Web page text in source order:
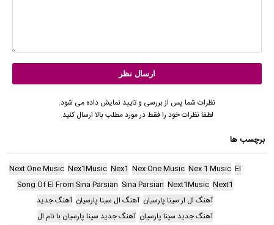
نظرات شما پس از بررسی و تایید نمایش داده می شود.
لطفا نظرات خود را فقط در مورد مطلب بالا ارسال کنید.
برچسب ها
El
Nex 1 Music
Nex One Music
Nex1
Nex1Music
Next One Music
Next1
Next1Music
Sina Parsian
Song Of El From Sina Parsian
آهنگ ال از سینا پارسیان آهنگ ال سینا پارسیان آهنگ جدید
آهنگ جدید سینا پارسیان آهنگ جدید سینا پارسیان با نام ال